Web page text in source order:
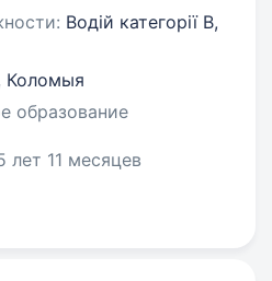
Водій категорії B,
Коломыя
образование
лет 11 месяцев